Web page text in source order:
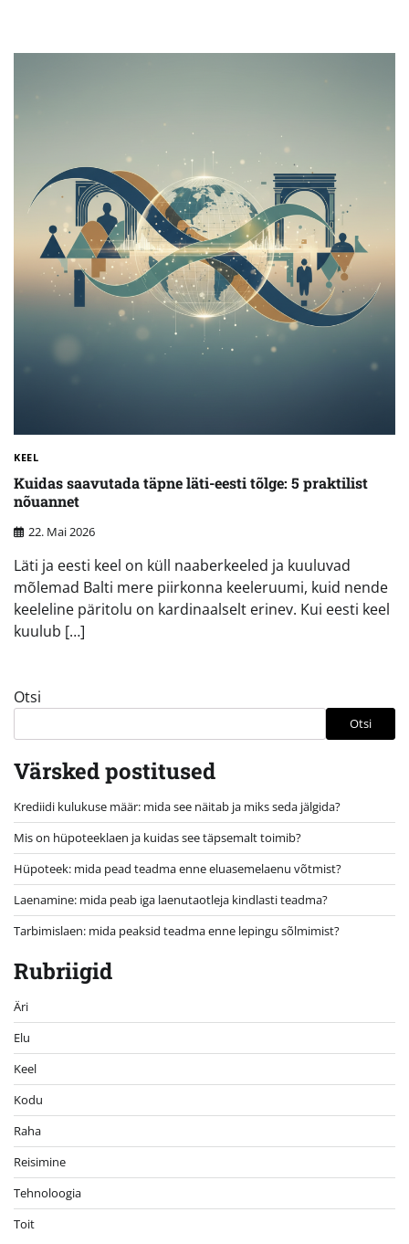
KEEL
Kuidas saavutada täpne läti-eesti tõlge: 5 praktilist
nõuannet
22. Mai 2026
Läti ja eesti keel on küll naaberkeeled ja kuuluvad
mõlemad Balti mere piirkonna keeleruumi, kuid nende
keeleline päritolu on kardinaalselt erinev. Kui eesti keel
kuulub […]
Otsi
Otsi
Värsked postitused
Krediidi kulukuse määr: mida see näitab ja miks seda jälgida?
Mis on hüpoteeklaen ja kuidas see täpsemalt toimib?
Hüpoteek: mida pead teadma enne eluasemelaenu võtmist?
Laenamine: mida peab iga laenutaotleja kindlasti teadma?
Tarbimislaen: mida peaksid teadma enne lepingu sõlmimist?
Rubriigid
Äri
Elu
Keel
Kodu
Raha
Reisimine
Tehnoloogia
Toit